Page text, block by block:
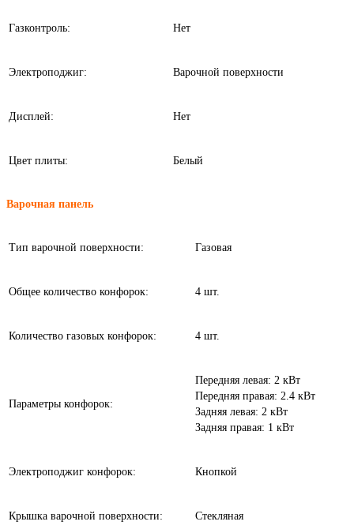
Газконтроль: Нет
Электроподжиг: Варочной поверхности
Дисплей: Нет
Цвет плиты: Белый
Варочная панель
Тип варочной поверхности: Газовая
Общее количество конфорок: 4 шт.
Количество газовых конфорок: 4 шт.
Параметры конфорок:
Передняя левая: 2 кВт
Передняя правая: 2.4 кВт
Задняя левая: 2 кВт
Задняя правая: 1 кВт
Электроподжиг конфорок: Кнопкой
Крышка варочной поверхности: Стекляная